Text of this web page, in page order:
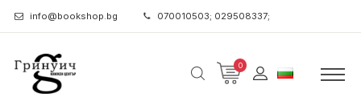
info@bookshop.bg 070010503; 029508337;
0